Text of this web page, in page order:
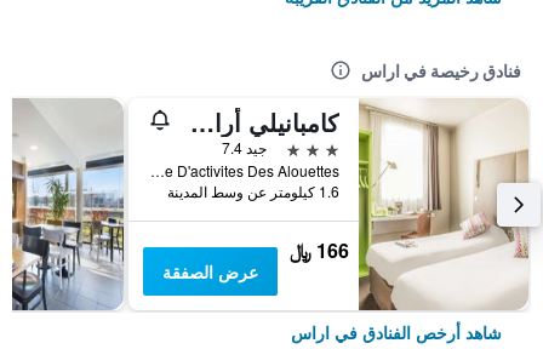
فنادق رخيصة في اراس
كامبانيلي أراس - سانت نيكولاس
3 نجوم
جيد 7.4
Zone D'activites Des Alouettes, اراس, إقليم- با-دو-كاليه, فرنسا
1.6 كيلومتر عن وسط المدينة
166 ﷼
عرض الصفقة
شاهد أرخص الفنادق في اراس